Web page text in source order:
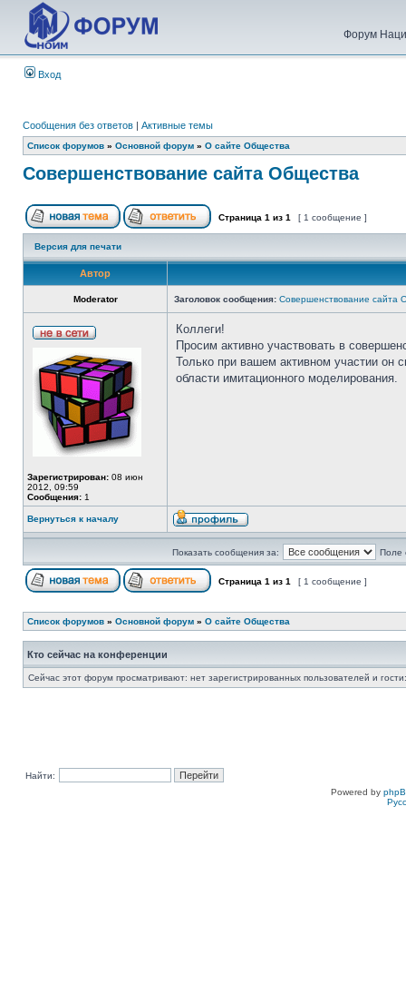
Форум
Вход
Сообщения без ответов | Активные темы
Список форумов » Основной форум » О сайте Общества
Совершенствование сайта Общества
Страница 1 из 1 [ 1 сообщение ]
Версия для печати
Автор
Moderator Заголовок сообщения: Совершенствование сайта
Зарегистрирован: 08 июн
2012, 09:59
Сообщения: 1
Коллеги!
Просим активно участвовать в
Только при вашем активном участии он
области имитационного моделирования.
Вернуться к началу
Показать сообщения за: Поле
Страница 1 из 1 [ 1 сообщение ]
Список форумов » Основной форум » О сайте Общества
Кто сейчас на конференции
Сейчас этот форум просматривают: нет зарегистрированных пользователей и
Найти:
Powered by